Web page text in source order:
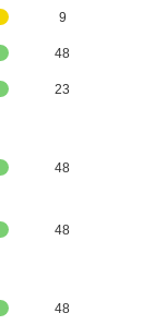
9
48
23
48
48
48